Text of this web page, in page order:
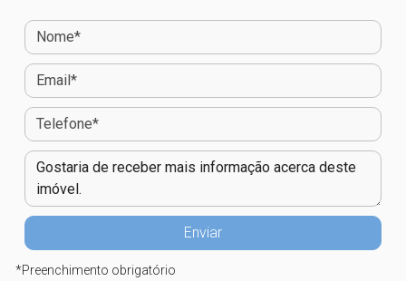
*Preenchimento obrigatório